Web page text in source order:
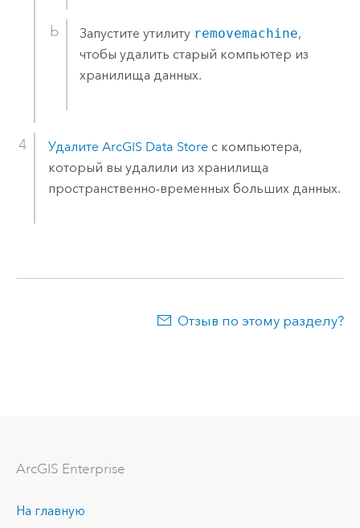
Запустите утилиту removemachine,
чтобы удалить старый компьютер из
хранилища данных.
Удалите ArcGIS Data Storeс компьютера,
который вы удалили из хранилища
пространственно-временных больших данных.
Отзыв по этому разделу?
ArcGIS Enterprise
На главную